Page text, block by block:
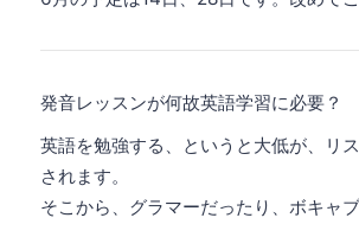
発音レッスンが何故英語学習に必要？
英語を勉強する、というと大低が、リ
されます。
そこから、グラマーだったり、ボキャ